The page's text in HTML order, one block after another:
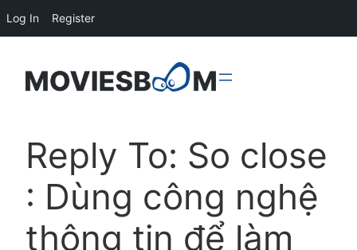
Reply To: So close
: Dùng công nghệ
thông tin để làm
Log In Register